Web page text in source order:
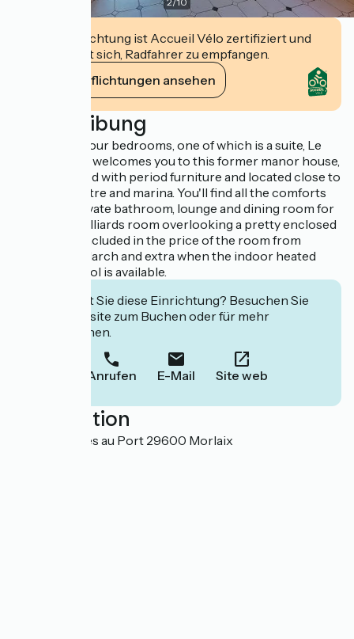
Diese Einrichtung ist Accueil Vélo zertifiziert und
verpflichtet sich, Radfahrer zu empfangen.
Ihre Verpflichtungen ansehen
Beschreibung
Comprising four bedrooms, one of which is a suite, Le
Logis du Port welcomes you to this former manor house,
fully renovated with period furniture and located close to
the town centre and marina. You'll find all the comforts
you need: private bathroom, lounge and dining room for
breakfasts, billiards room overlooking a pretty enclosed
garden, spa included in the price of the room from
October to March and extra when the indoor heated
swimming pool is available.
Interessiert Sie diese Einrichtung? Besuchen Sie
deren Website zum Buchen oder für mehr
Informationen.
Anrufen E-Mail Site web
Localisation
10 voie d'accès au Port 29600 Morlaix